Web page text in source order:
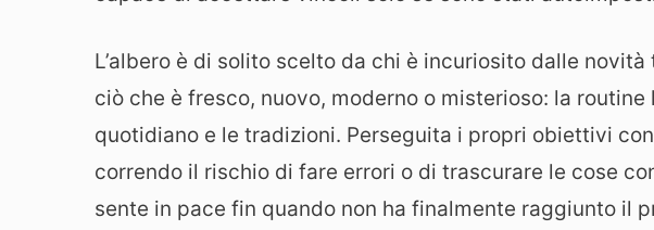
L’albero è di solito scelto da chi è incuriosito dalle
ciò che è fresco, nuovo, moderno o misterioso: la routine
quotidiano e le tradizioni. Perseguita i propri obiettivi
correndo il rischio di fare errori o di trascurare le cose
sente in pace fin quando non ha finalmente raggiunto il